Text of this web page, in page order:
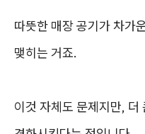
따뜻한 매장 공기가 차가
맺히는 거죠.
이것 자체도 문제지만, 더